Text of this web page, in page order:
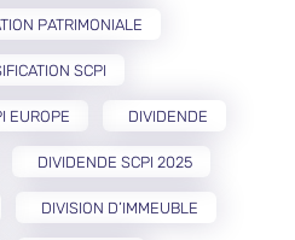
PATRIMONIALE
SCPI
EUROPE DIVIDENDE
DIVIDENDE SCPI 2025
DIVISION D’IMMEUBLE